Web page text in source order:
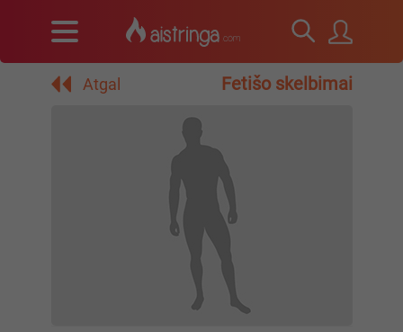
Atgal Fetišo skelbimai